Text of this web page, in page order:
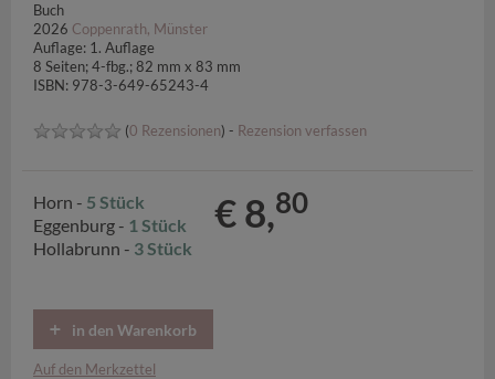
Buch
2026 Coppenrath, Münster
Auflage: 1. Auflage
8 Seiten; 4-fbg.; 82 mm x 83 mm
ISBN: 978-3-649-65243-4
(0 Rezensionen) - Rezension verfassen
Horn - 5 Stück
Eggenburg - 1 Stück
Hollabrunn - 3 Stück
€ 8,80
in den Warenkorb
Auf den Merkzettel